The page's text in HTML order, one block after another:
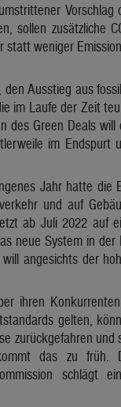
Vorschlag
sollen zusätzliche
statt weniger
Ausstieg aus
im Laufe der Zeit
des Green Deals will
im Endspurt
Jahr hatte die
und auf
ab Juli 2022 auf
neue System in der
angesichts der
ihren
gelten,
zurückgefahren und
das zu früh.
schlägt